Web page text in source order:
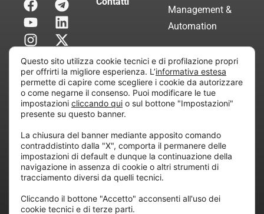
Management &
Automation
Servizi di
Consulenza
Certificata
all’attività di direzione e coordinamento di “Project
Informatica”
REA: MI – 194005, P. IVA / CF 07165600961 – All
rights reserved.
Questo sito utilizza cookie tecnici e di profilazione propri
per offrirti la migliore esperienza. L’informativa estesa
permette di capire come scegliere i cookie da autorizzare
o come negarne il consenso. Puoi modificare le tue
impostazioni cliccando qui o sul bottone "Impostazioni"
presente su questo banner.
La chiusura del banner mediante apposito comando
contraddistinto dalla "X", comporta il permanere delle
impostazioni di default e dunque la continuazione della
navigazione in assenza di cookie o altri strumenti di
tracciamento diversi da quelli tecnici.
Cliccando il bottone "Accetto" acconsenti all'uso dei
cookie tecnici e di terze parti.